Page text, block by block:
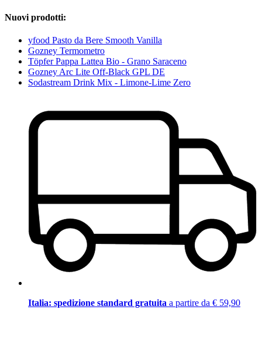
Nuovi prodotti:
yfood Pasto da Bere Smooth Vanilla
Gozney Termometro
Töpfer Pappa Lattea Bio - Grano Saraceno
Gozney Arc Lite Off-Black GPL DE
Sodastream Drink Mix - Limone-Lime Zero
Italia: spedizione standard gratuita a partire da € 59,90